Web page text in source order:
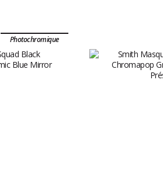
Photochromique